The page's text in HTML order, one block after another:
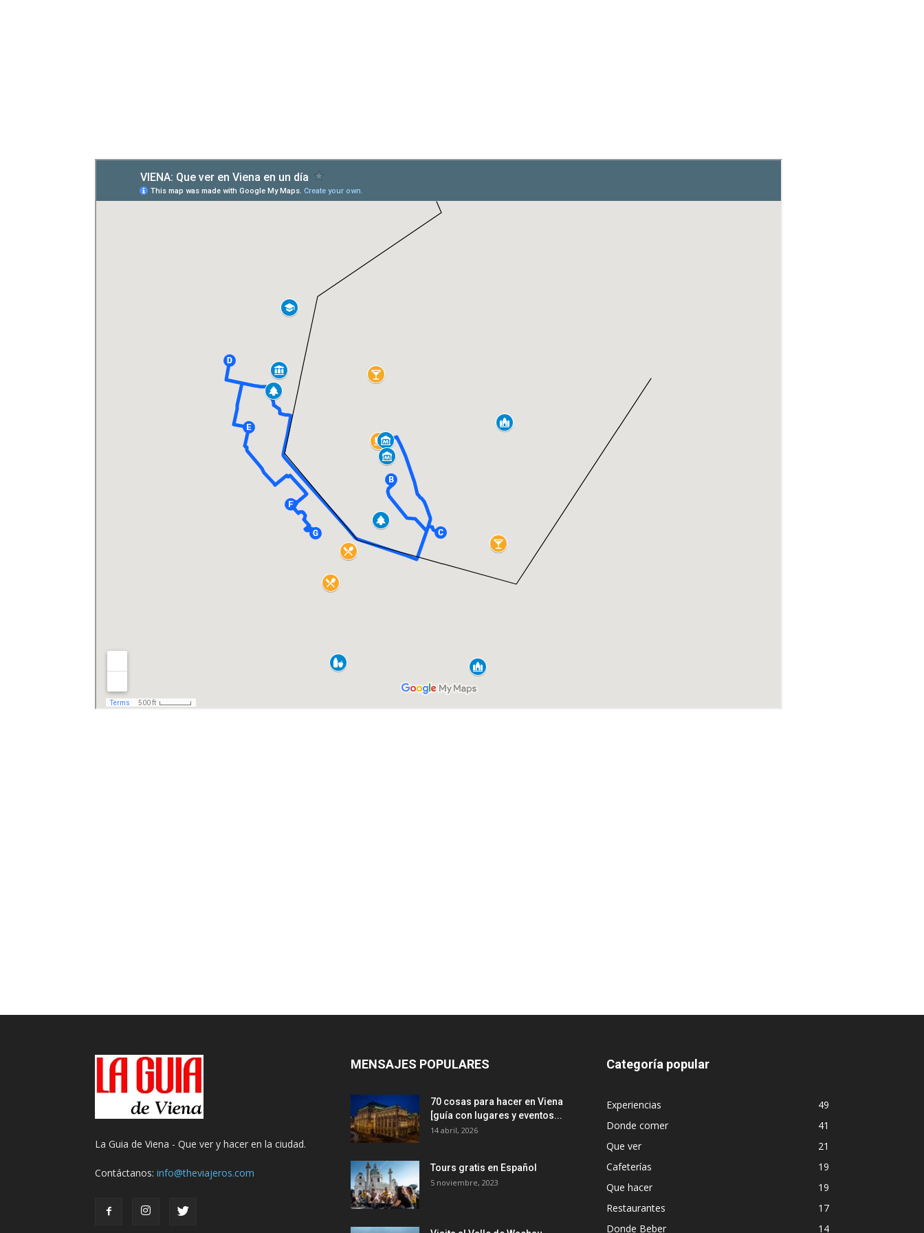
La Guia de Viena - Que ver y hacer en la ciudad.
Contáctanos: info@theviajeros.com
MENSAJES POPULARES
70 cosas para hacer en Viena
[guía con lugares y eventos...
14 abril, 2026
Tours gratis en Español
5 noviembre, 2023
Categoría popular
Experiencias
49
Donde comer
41
Que ver
21
Cafeterías
19
Que hacer
19
Restaurantes
17
Donde Beber
14